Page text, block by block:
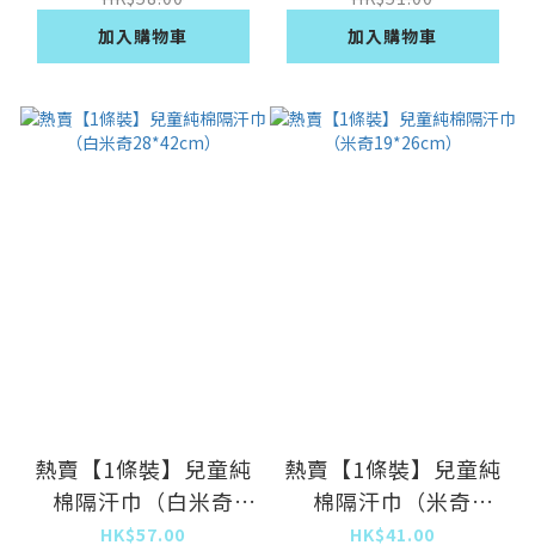
加入購物車
加入購物車
熱賣【1條裝】兒童純
棉隔汗巾（白米奇
28*42cm）
HK$57.00
熱賣【1條裝】兒童純
棉隔汗巾（米奇
19*26cm）
HK$41.00